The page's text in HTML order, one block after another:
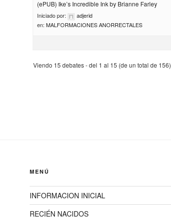
(ePUB) Ike’s Incredible Ink by Brianne Farley
Iniciado por:
adjerid
en: MALFORMACIONES ANORRECTALES
Viendo 15 debates - del 1 al 15 (de un total de 156)
MENÚ
INFORMACION INICIAL
RECIÉN NACIDOS